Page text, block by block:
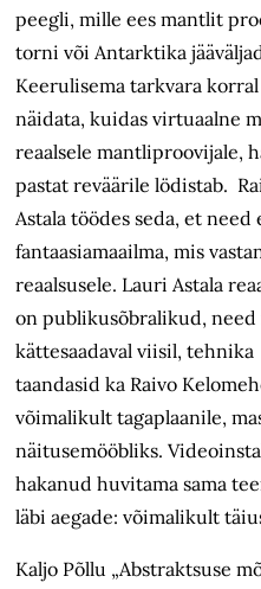
peegli, mille ees mantlit
torni või Antarktika
Keerulisema tarkvara
näidata, kuidas virtuaalne
reaalsele mantliproovijale,
pastat reväärile lödistab.
Astala töödes seda, et
fantaasiamaailma, mis
reaalsusele. Lauri Astala
on publikusõbralikud,
kättesaadaval viisil,
taandasid ka Raivo
võimalikult tagaplaanile,
näitusemööbliks.
hakanud huvitama sama
läbi aegade: võimalikult
Kaljo Põllu „Abstraktsuse